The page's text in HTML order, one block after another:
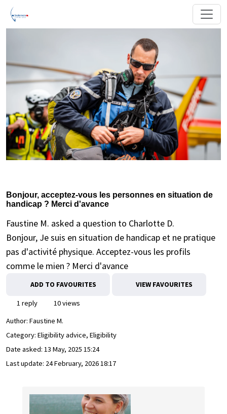
Bonjour, acceptez-vous les personnes en situation de
handicap ? Merci d'avance
Faustine M. asked a question to Charlotte D.
Bonjour, Je suis en situation de handicap et ne pratique
pas d'activité physique. Acceptez-vous les profils
comme le mien ? Merci d'avance
ADD TO FAVOURITES VIEW FAVOURITES
1 reply
10 views
Author: Faustine M.
Category: Eligibility advice, Eligibility
Date asked: 13 May, 2025 15:24
Last update: 24 February, 2026 18:17